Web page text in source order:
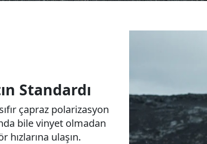
Standardı
çapraz polarizasyon
bile vinyet olmadan
ulaşın.